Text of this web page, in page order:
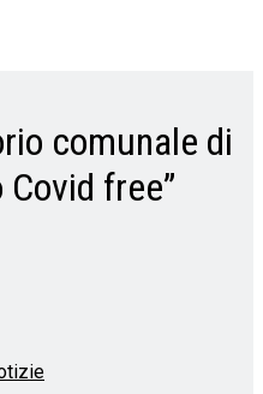
comunale di
free”